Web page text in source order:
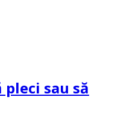
pleci sau să